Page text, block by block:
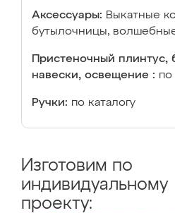
Аксессуары: Выкатные
бутылочницы,
Пристеночный плинтус,
навески, освещение : по
Ручки: по каталогу
Изготовим по
индивидуальному
проекту: